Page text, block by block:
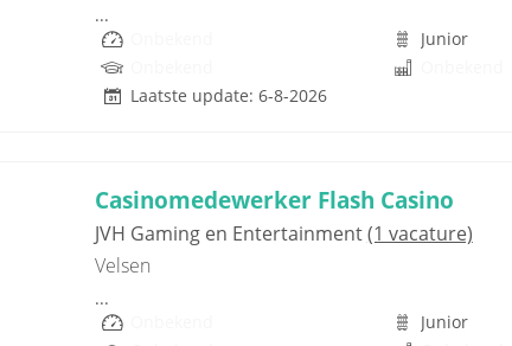
...
Junior
Laatste update: 6-8-2026
Casinomedewerker Flash Casino
JVH Gaming en Entertainment(1 vacature)
Velsen
...
Junior